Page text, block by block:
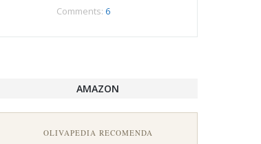
Comments: 6
AMAZON
OLIVAPEDIA RECOMENDA